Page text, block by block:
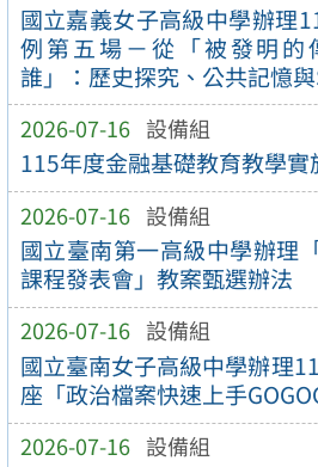
國立嘉義女子高級中學辦理
例第五場－從「被發明的
誰」：歷史探究、公共記憶
2026-07-16 設備組
115年度金融基礎教育教學
2026-07-16 設備組
國立臺南第一高級中學辦理
課程發表會」教案甄選辦法
2026-07-16 設備組
國立臺南女子高級中學辦理
座「政治檔案快速上手
2026-07-16 設備組